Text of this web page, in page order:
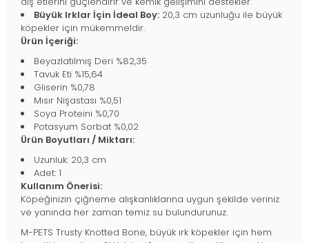
Büyük Irklar İçin İdeal Boy: 20,3 cm uzunluğu ile büyük
köpekler için mükemmeldir.
Ürün İçeriği:
Beyazlatılmış Deri %82,35
Tavuk Eti %15,64
Gliserin %0,78
Mısır Nişastası %0,51
Soya Proteini %0,70
Potasyum Sorbat %0,02
Ürün Boyutları / Miktarı:
Uzunluk: 20,3 cm
Adet: 1
Kullanım Önerisi:
Köpeğinizin çiğneme alışkanlıklarına uygun şekilde veriniz
ve yanında her zaman temiz su bulundurunuz.
M-PETS Trusty Knotted Bone, büyük ırk köpekler için hem